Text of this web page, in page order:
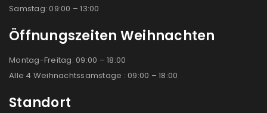
Samstag: 09:00 – 13:00
Öffnungszeiten Weihnachten
Montag-Freitag: 09:00 – 18:00
Alle 4 Weihnachtssamstage : 09:00 – 18:00
Standort